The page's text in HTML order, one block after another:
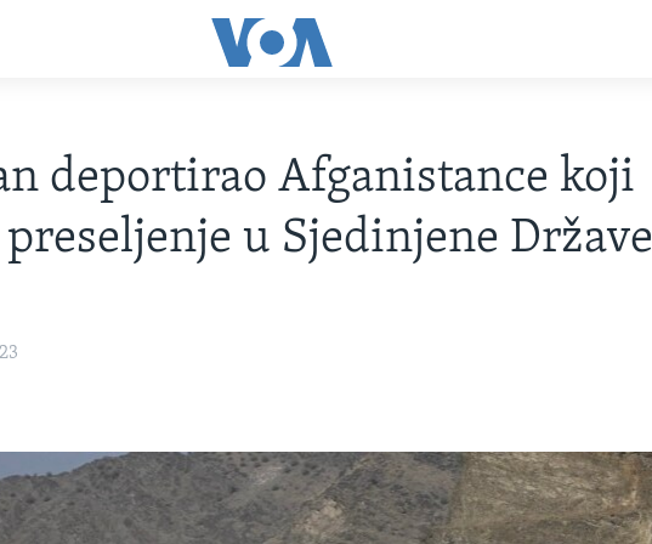
deportirao Afganistance koji
u Sjedinjene Države